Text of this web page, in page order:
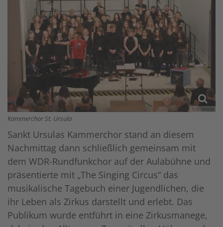
© St. Ursula
Kammerchor St. Ursula
Sankt Ursulas Kammerchor stand an diesem
Nachmittag dann schließlich gemeinsam mit
dem WDR-Rundfunkchor auf der Aulabühne und
präsentierte mit „The Singing Circus“ das
musikalische Tagebuch einer Jugendlichen, die
ihr Leben als Zirkus darstellt und erlebt. Das
Publikum wurde entführt in eine Zirkusmanege,